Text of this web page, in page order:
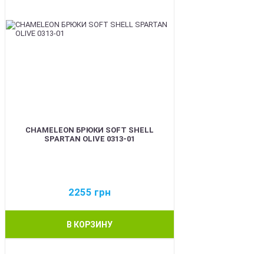
CHAMELEON БРЮКИ SOFT SHELL
SPARTAN OLIVE 0313-01
2255 грн
В КОРЗИНУ